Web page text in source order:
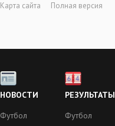
Карта сайта Полная версия
НОВОСТИ
Футбол
РЕЗУЛЬТАТЫ
Футбол